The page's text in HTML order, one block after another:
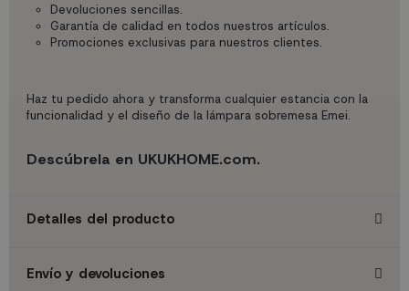
Devoluciones sencillas.
Garantía de calidad en todos nuestros artículos.
Promociones exclusivas para nuestros clientes.
Haz tu pedido ahora y transforma cualquier estancia con la
funcionalidad y el diseño de la lámpara sobremesa Emei.
Descúbrela en UKUKHOME.com.
Detalles del producto
Envío y devoluciones